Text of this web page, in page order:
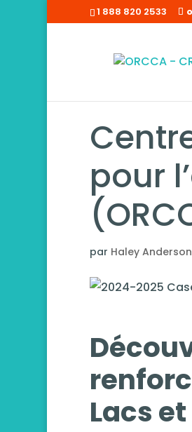
1 888 820 2533
pour
par Haley Anderson
Lacs